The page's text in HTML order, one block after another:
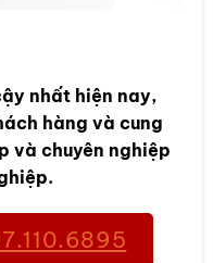
nhất hiện nay,
hàng và cung
và chuyên nghiệp